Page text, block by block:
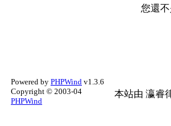
您還
Powered by PHPWind v1.3.6
Copyright © 2003-04
PHPWind
本站由 瀛睿